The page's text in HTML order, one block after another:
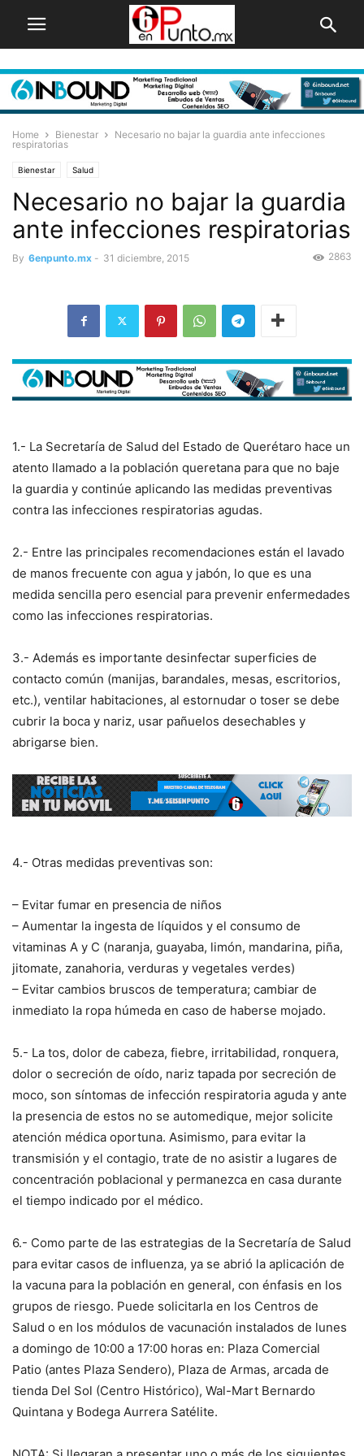
Home Bienestar
Necesario no bajar la guardia ante infecciones
respiratorias
Bienestar Salud
Necesario no bajar la guardia
ante infecciones respiratorias
By 6enpunto.mx - 31 diciembre, 2015 2863
1.- La Secretaría de Salud del Estado de Querétaro hace un
atento llamado a la población queretana para que no baje
la guardia y continúe aplicando las medidas preventivas
contra las infecciones respiratorias agudas.
2.- Entre las principales recomendaciones están el lavado
de manos frecuente con agua y jabón, lo que es una
medida sencilla pero esencial para prevenir enfermedades
como las infecciones respiratorias.
3.- Además es importante desinfectar superficies de
contacto común (manijas, barandales, mesas, escritorios,
etc.), ventilar habitaciones, al estornudar o toser se debe
cubrir la boca y nariz, usar pañuelos desechables y
abrigarse bien.
4.- Otras medidas preventivas son:
– Evitar fumar en presencia de niños
– Aumentar la ingesta de líquidos y el consumo de
vitaminas A y C (naranja, guayaba, limón, mandarina, piña,
jitomate, zanahoria, verduras y vegetales verdes)
– Evitar cambios bruscos de temperatura; cambiar de
inmediato la ropa húmeda en caso de haberse mojado.
5.- La tos, dolor de cabeza, fiebre, irritabilidad, ronquera,
dolor o secreción de oído, nariz tapada por secreción de
moco, son síntomas de infección respiratoria aguda y ante
la presencia de estos no se automedique, mejor solicite
atención médica oportuna. Asimismo, para evitar la
transmisión y el contagio, trate de no asistir a lugares de
concentración poblacional y permanezca en casa durante
el tiempo indicado por el médico.
6.- Como parte de las estrategias de la Secretaría de Salud
para evitar casos de influenza, ya se abrió la aplicación de
la vacuna para la población en general, con énfasis en los
grupos de riesgo. Puede solicitarla en los Centros de
Salud o en los módulos de vacunación instalados de lunes
a domingo de 10:00 a 17:00 horas en: Plaza Comercial
Patio (antes Plaza Sendero), Plaza de Armas, arcada de
tienda Del Sol (Centro Histórico), Wal-Mart Bernardo
Quintana y Bodega Aurrera Satélite.